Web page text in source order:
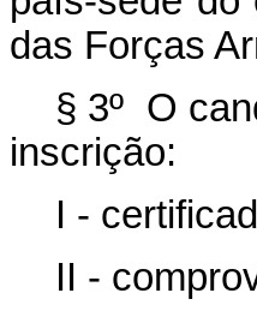
das Forças
§ 3º O
inscrição:
I -
II -